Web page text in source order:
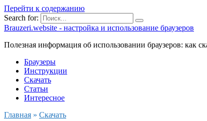
Перейти к содержанию
Search for:
Brauzeri.website - настройка и использование браузеров
Полезная информация об использовании браузеров: как
Браузеры
Инструкции
Скачать
Статьи
Интересное
Главная » Скачать